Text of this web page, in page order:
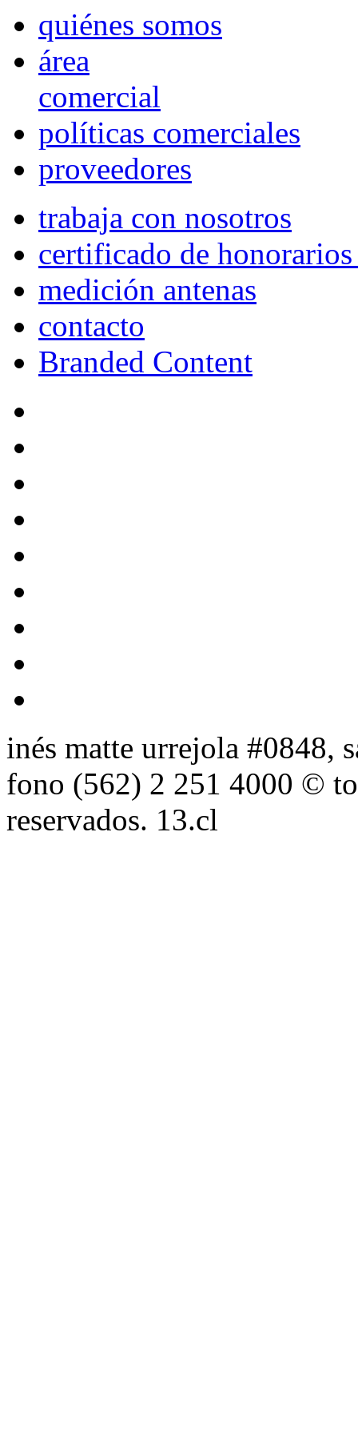
quiénes somos
área
comercial
políticas comerciales
proveedores
trabaja con nosotros
certificado de
medición antenas
contacto
Branded Content
inés matte urrejola #0848,
fono (562) 2 251 4000 ©
reservados. 13.cl